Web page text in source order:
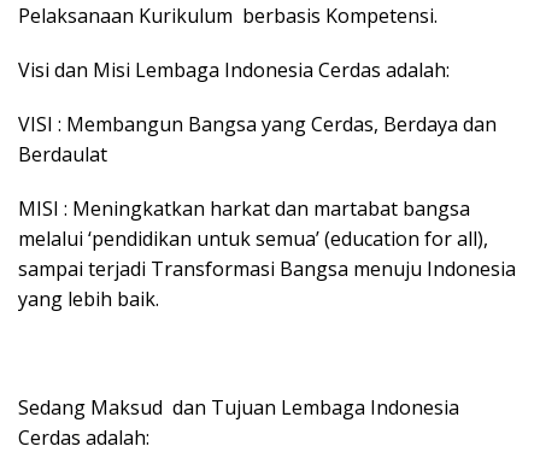
Pelaksanaan Kurikulum berbasis Kompetensi.
Visi dan Misi Lembaga Indonesia Cerdas adalah:
VISI : Membangun Bangsa yang Cerdas, Berdaya dan
Berdaulat
MISI : Meningkatkan harkat dan martabat bangsa
melalui ‘pendidikan untuk semua’ (education for all),
sampai terjadi Transformasi Bangsa menuju Indonesia
yang lebih baik.
Sedang Maksud dan Tujuan Lembaga Indonesia
Cerdas adalah: